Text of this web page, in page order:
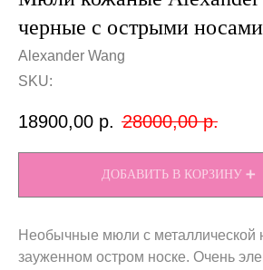
черные с острыми носами
Alexander Wang
SKU:
18900,00 р. 28000,00 р.
ДОБАВИТЬ В КОРЗИНУ ➕
Необычные мюли с металлической
зауженном остром носке. Очень